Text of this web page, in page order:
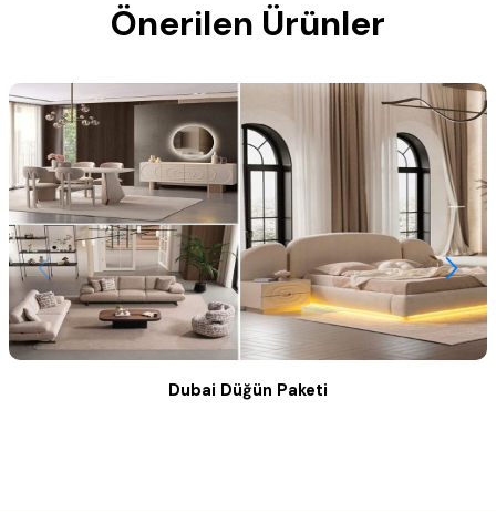
Önerilen Ürünler
Dubai Düğün Paketi